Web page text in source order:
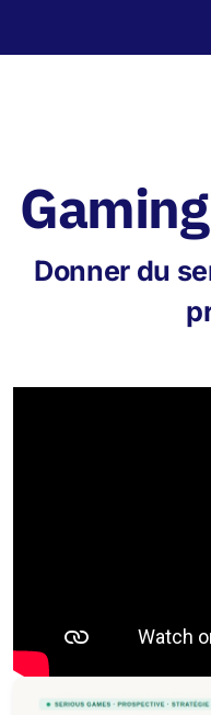
Donner du
L'origine des jeux